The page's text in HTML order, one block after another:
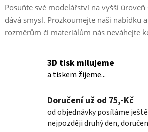
Posuňte své modelářství na vyšší
dává smysl. Prozkoumejte naši nabídku
rozměrům či materiálům nás neváhejte
3D tisk milujeme
a tiskem žijeme...
Doručení už od 75,-Kč
od objednávky posíláme
nejpozději druhý den,